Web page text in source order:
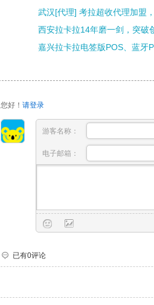
武汉[代理] 考拉超收代理加盟
西安拉卡拉14年磨一剑，突破
嘉兴拉卡拉电签版POS、蓝牙
您好！请登录
游客名称：
电子邮箱：
已有0评论